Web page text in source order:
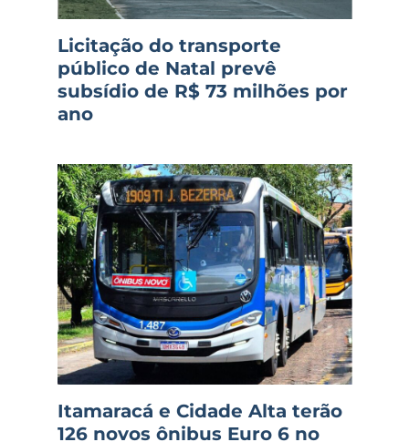
Licitação do transporte
público de Natal prevê
subsídio de R$ 73 milhões por
ano
Itamaracá e Cidade Alta terão
126 novos ônibus Euro 6 no